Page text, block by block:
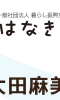
田麻